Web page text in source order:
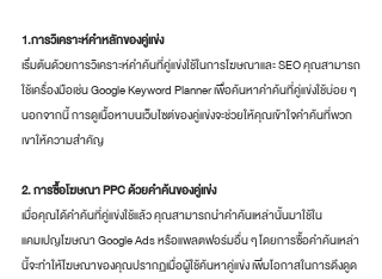
1.การวิเคราะห์คำหลักของคู่แข่ง
เริ่มต้นด้วยการวิเคราะห์คำค้นที่คู่แข่งใช้ในการโฆษณาและ SEO คุณสามารถ
ใช้เครื่องมือเช่น Google Keyword Planner เพื่อค้นหาคำค้นที่คู่แข่งใช้บ่อย ๆ
นอกจากนี้ การดูเนื้อหาบนเว็บไซต์ของคู่แข่งจะช่วยให้คุณเข้าใจคำค้นที่พวก
เขาให้ความสำคัญ
2. การซื้อโฆษณา PPC ด้วยคำค้นของคู่แข่ง
เมื่อคุณได้คำค้นที่คู่แข่งใช้แล้ว คุณสามารถนำคำค้นเหล่านั้นมาใช้ใน
แคมเปญโฆษณา Google Ads หรือแพลตฟอร์มอื่น ๆ โดยการซื้อคำค้นเหล่า
นี้จะทำให้โฆษณาของคุณปรากฏเมื่อผู้ใช้ค้นหาคู่แข่ง เพิ่มโอกาสในการดึงดูด